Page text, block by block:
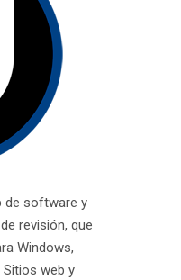
de software y
revisión, que
Windows,
web y